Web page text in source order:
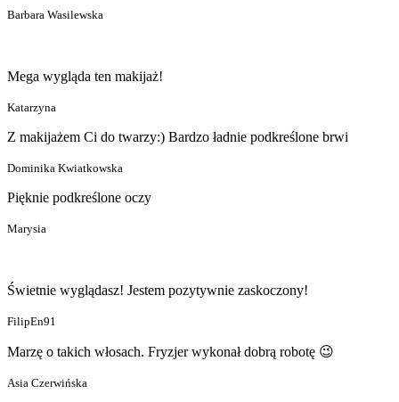
Barbara Wasilewska
Mega wygląda ten makijaż!
Katarzyna
Z makijażem Ci do twarzy:) Bardzo ładnie podkreślone brwi
Dominika Kwiatkowska
Pięknie podkreślone oczy
Marysia
Świetnie wyglądasz! Jestem pozytywnie zaskoczony!
FilipEn91
Marzę o takich włosach. Fryzjer wykonał dobrą robotę 😉
Asia Czerwińska